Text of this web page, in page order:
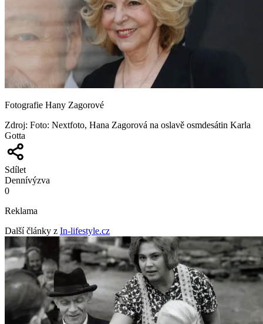
Fotografie Hany Zagorové
Zdroj: Foto: Nextfoto, Hana Zagorová na oslavě osmdesátin Karla
Gotta
Sdílet
Dennívýzva
0
Reklama
Další články z In-lifestyle.cz